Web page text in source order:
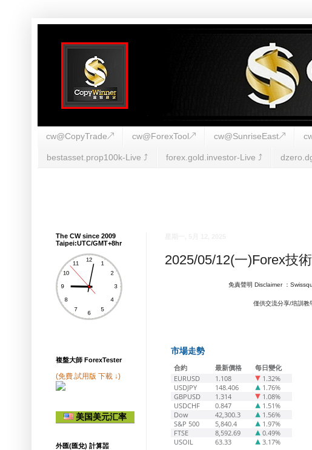
cw@CopyTrade↗ cw@ForexTool↗ cw@SunriseEast↗
bestasset.prop100k-Live ⤴︎ forex.gold.investor-Live ⤴︎
2025/05/12(一)Forex技
免責聲明 Disclaimer ：Swissquote &
僅供交流分享/培訓教
市場走勢
合約 最新價格
每日變化
EURUSD
1.108
1.32%
USDJPY
148.406
1.76%
GBPUSD
1.314
1.08%
USDCHF
0.847
1.51%
Dow
42,300.3
1.56%
S&P 500
5,840.4
1.97%
FTSE
8,592.69
0.49%
USOIL
63.33 3.17%
The CW since 2009
Taipei:UTC/GMT+8hr
複盤大師 ForexTester
(免費.試用版 下載 ↓)
美国美元汇率
外匯(匯兌) 計算噐